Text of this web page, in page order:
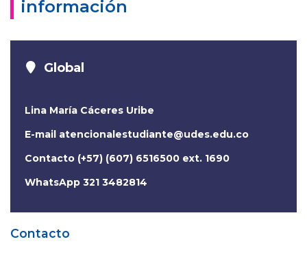
información
Global
Lina María Cáceres Uribe
E-mail atencionalestudiante@udes.edu.co
Contacto (+57) (607) 6516500 ext. 1690
WhatsApp 321 3482814
Contacto